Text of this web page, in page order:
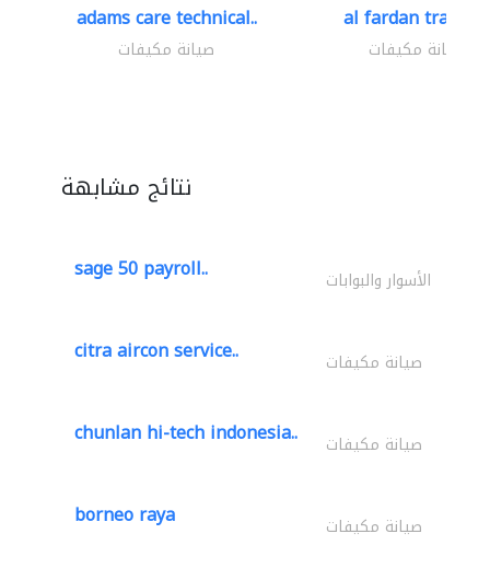
adams care technical..
صيانة مكيفات
al fardan trading..
صيانة مكيفات
نتائج مشابهة
sage 50 payroll.. الأسوار والبوابات
citra aircon service.. صيانة مكيفات
chunlan hi-tech indonesia.. صيانة مكيفات
borneo raya صيانة مكيفات